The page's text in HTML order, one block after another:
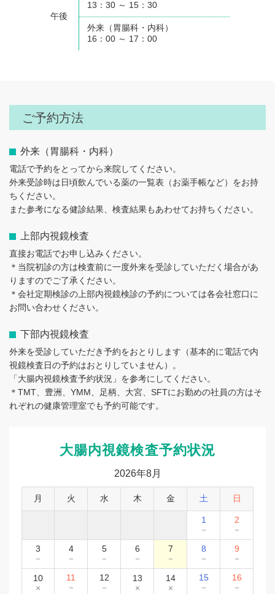
午後
13：30 ～ 15：30
外来（胃腸科・内科）
16：00 ～ 17：00
ご予約方法
外来（胃腸科・内科）
電話で予約をとってから来院してください。
外来受診時は日頃飲んでいる薬の一覧表（お薬手帳など）をお持
ちください。
また参考になる健診結果、検査結果もあわせてお持ちください。
上部内視鏡検査
直接お電話でお申し込みください。
＊当院初診の方は検査前に一度外来を受診していただく場合があ
りますのでご了承ください。
＊会社定期検診の上部内視鏡検診の予約については各会社窓口に
お問い合わせください。
下部内視鏡検査
外来を受診していただき予約をおとりします（基本的に電話で内
視鏡検査日の予約はおとりしていません）。
「大腸内視鏡検査予約状況」を参考にしてください。
＊TMT、豊洲、YMM、足柄、大宮、SFTにお勤めの社員の方はそ
れぞれの健康管理室でも予約可能です。
大腸内視鏡検査予約状況
2026年8月
月 火 水 木 金 土 日
1
－
2
－
3
－
4
－
5
－
6
－
7
－
8
－
9
－
10
×
11
－
12
－
13
×
14
×
15
－
16
－